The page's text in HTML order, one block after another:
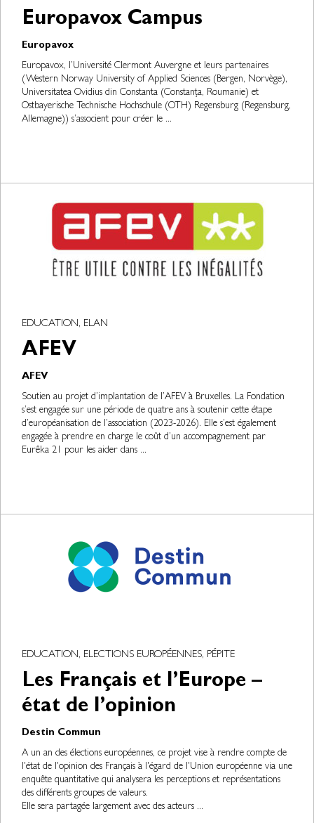
Europavox Campus
Europavox
Europavox, l’Université Clermont Auvergne et leurs partenaires
(Western Norway University of Applied Sciences (Bergen, Norvège),
Universitatea Ovidius din Constanta (Constanța, Roumanie) et
Ostbayerische Technische Hochschule (OTH) Regensburg (Regensburg,
Allemagne)) s’associent pour créer le ...
EDUCATION, ELAN
AFEV
AFEV
Soutien au projet d’implantation de l’AFEV à Bruxelles. La Fondation
s’est engagée sur une période de quatre ans à soutenir cette étape
d’européanisation de l’association (2023-2026). Elle s’est également
engagée à prendre en charge le coût d’un accompagnement par
Eurêka 21 pour les aider dans ...
EDUCATION, ELECTIONS EUROPÉENNES, PÉPITE
Les Français et l’Europe –
état de l’opinion
Destin Commun
A un an des élections européennes, ce projet vise à rendre compte de
l'état de l'opinion des Français à l'égard de l'Union européenne via une
enquête quantitative qui analysera les perceptions et représentations
des différents groupes de valeurs.
Elle sera partagée largement avec des acteurs ...